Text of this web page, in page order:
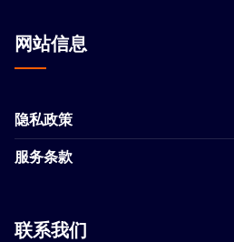
网站信息
隐私政策
服务条款
联系我们